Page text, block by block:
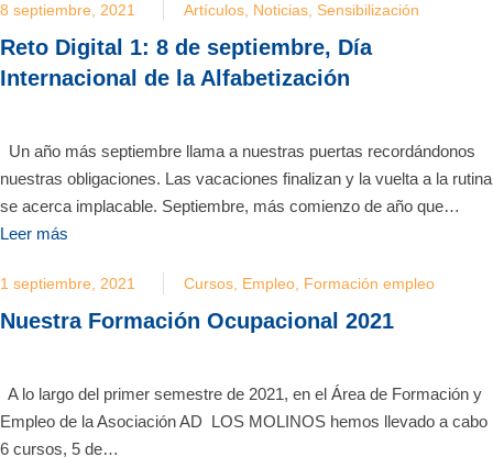
8 septiembre, 2021 Artículos Noticias Sensibilización
Reto Digital 1: 8 de septiembre, Día
Internacional de la Alfabetización
Un año más septiembre llama a nuestras puertas recordándonos
nuestras obligaciones. Las vacaciones finalizan y la vuelta a la rutina
se acerca implacable. Septiembre, más comienzo de año que…
Leer más
1 septiembre, 2021 Cursos Empleo Formación empleo
Nuestra Formación Ocupacional 2021
A lo largo del primer semestre de 2021, en el Área de Formación y
Empleo de la Asociación AD LOS MOLINOS hemos llevado a cabo
6 cursos, 5 de…